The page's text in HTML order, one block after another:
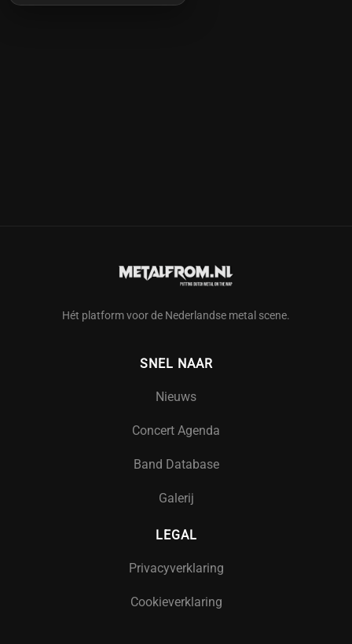
Hét platform voor de Nederlandse metal scene.
SNEL NAAR
Nieuws
Concert Agenda
Band Database
Galerij
LEGAL
Privacyverklaring
Cookieverklaring